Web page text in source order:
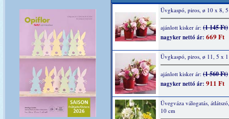
Üvgkaspó, piros, ø 10 x 8,
ajánlott kisker ár: (1 145 Ft)
nagyker nettó ár: 669 Ft
Üvgkaspó, piros, ø 11, 5 x
ajánlott kisker ár: (1 560 Ft)
nagyker nettó ár: 911 Ft
Üvegváza válogatás,
10 cm